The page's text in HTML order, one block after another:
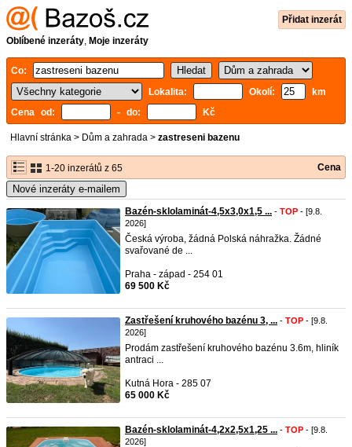
Přidat inzerát
Oblíbené inzeráty, Moje inzeráty
Co:
Lokalita:
Okolí:
km
Cena od:
- do: Kč
Hlavní stránka > Dům a zahrada > zastreseni bazenu
1-20 inzerátů z 65 Cena
Nové inzeráty e-mailem
Bazén-sklolaminát-4,5x3,0x1,5 ... - TOP - [9.8.
2026]
Česká výroba, žádná Polská náhražka. Žádné
svařované de ...
Praha - západ - 254 01
69 500 Kč
Zastřešení kruhového bazénu 3, ... - TOP - [9.8.
2026]
Prodám zastřešení kruhového bazénu 3.6m, hliník
antraci ...
Kutná Hora - 285 07
65 000 Kč
Bazén-sklolaminát-4,2x2,5x1,25 ... - TOP - [9.8.
2026]